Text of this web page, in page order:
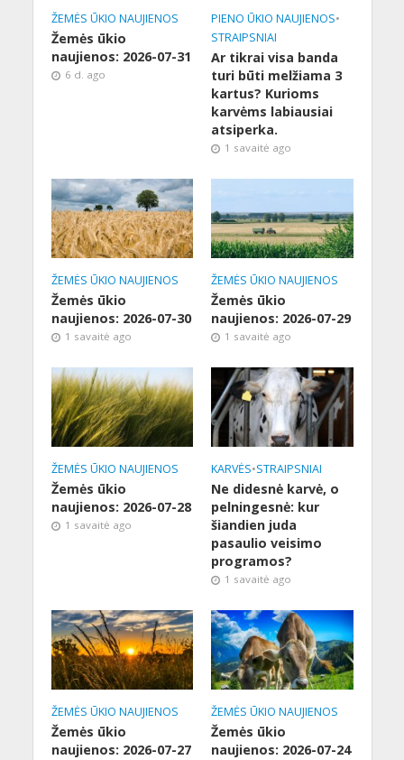
ŽEMĖS ŪKIO NAUJIENOS
Žemės ūkio
naujienos: 2026-07-31
6 d. ago
PIENO ŪKIO NAUJIENOS•
STRAIPSNIAI
Ar tikrai visa banda
turi būti melžiama 3
kartus? Kurioms
karvėms labiausiai
atsiperka.
1 savaitė ago
ŽEMĖS ŪKIO NAUJIENOS
Žemės ūkio
naujienos: 2026-07-30
1 savaitė ago
ŽEMĖS ŪKIO NAUJIENOS
Žemės ūkio
naujienos: 2026-07-29
1 savaitė ago
ŽEMĖS ŪKIO NAUJIENOS
Žemės ūkio
naujienos: 2026-07-28
1 savaitė ago
KARVĖS•STRAIPSNIAI
Ne didesnė karvė, o
pelningesnė: kur
šiandien juda
pasaulio veisimo
programos?
1 savaitė ago
ŽEMĖS ŪKIO NAUJIENOS
Žemės ūkio
naujienos: 2026-07-27
ŽEMĖS ŪKIO NAUJIENOS
Žemės ūkio
naujienos: 2026-07-24